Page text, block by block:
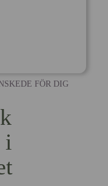
FÖR DIG
i